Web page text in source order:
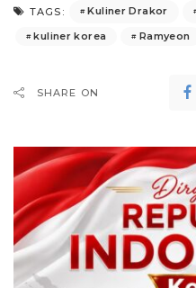
TAGS: Kuliner Drakor
kuliner korea
Ramyeon
SHARE ON